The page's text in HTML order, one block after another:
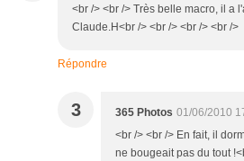
<br /> <br /> Très belle macro, il a
Claude.H<br /> <br /> <br /> <br />
Répondre
3 365 Photos 01/06/2010
<br /> <br /> En fait, il
ne bougeait pas du tout